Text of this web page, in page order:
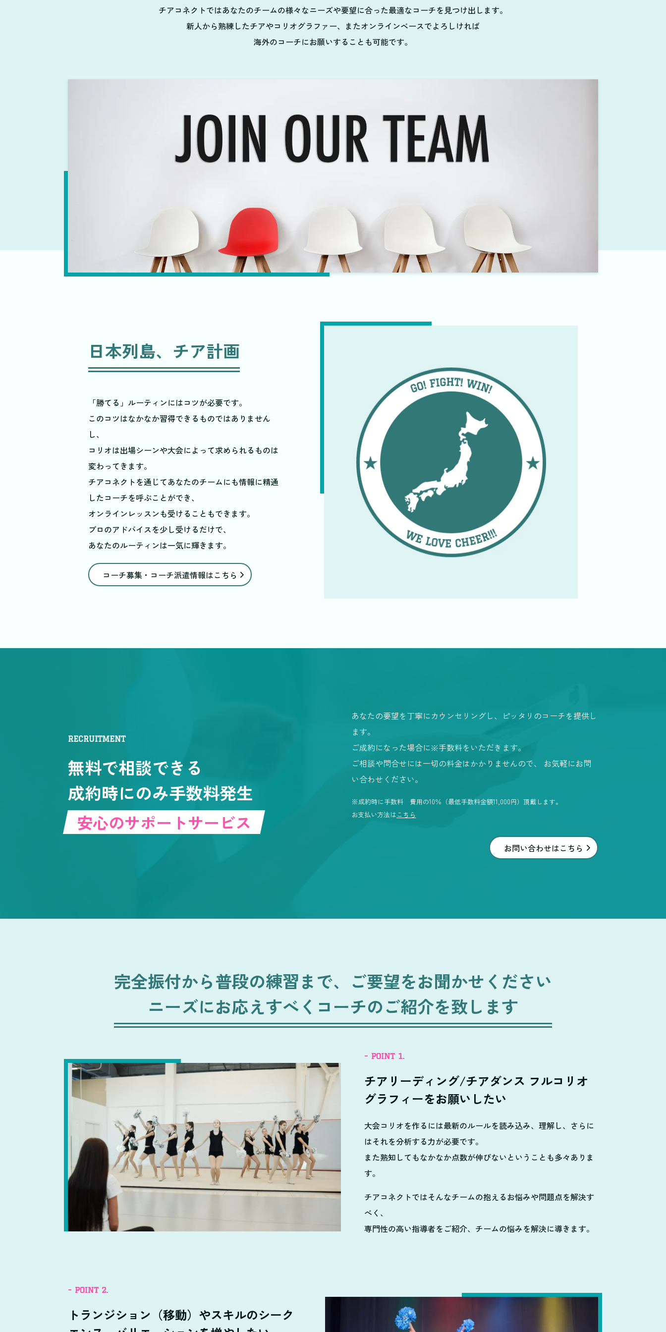
チアコネクトではあなたのチームの様々なニーズや要望に合った最適なコーチを見つけ出します。
新人から熟練したチアやコリオグラファー、またオンラインベースでよろしければ
海外のコーチにお願いすることも可能です。
日本列島、チア計画
「勝てる」ルーティンにはコツが必要です。
このコツはなかなか習得できるものではありません
し、
コリオは出場シーンや大会によって求められるものは
変わってきます。
チアコネクトを通じてあなたのチームにも情報に精通
したコーチを呼ぶことができ、
オンラインレッスンも受けることもできます。
プロのアドバイスを少し受けるだけで、
あなたのルーティンは一気に輝きます。
コーチ募集・コーチ派遣情報はこちら
RECRUITMENT
無料で相談できる
成約時にのみ手数料発生
安心のサポートサービス
あなたの要望を丁寧にカウンセリングし、ピッタリのコーチを提供し
ます。
ご成約になった場合に※手数料をいただきます。
ご相談や問合せには一切の料金はかかりませんので、 お気軽にお問
い合わせください。
※成約時に手数料 費用の10％（最低手数料金額11,000円）頂戴します。
お支払い方法はこちら
お問い合わせはこちら
完全振付から普段の練習まで、 ご要望をお聞かせください
ニーズにお応えすべく コーチのご紹介を致します
- POINT 1.
チアリーディング/チアダンス フルコリオ
グラフィーをお願いしたい
大会コリオを作るには最新のルールを読み込み、理解し、さらに
はそれを分析する力が必要です。
また熟知してもなかなか点数が伸びないということも多々ありま
す。
チアコネクトではそんなチームの抱えるお悩みや問題点を解決す
べく、
専門性の高い指導者をご紹介、チームの悩みを解決に導きます。
- POINT 2.
トランジション（移動）やスキルのシーク